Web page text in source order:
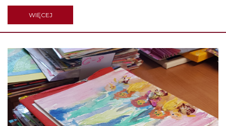
WIĘCEJ